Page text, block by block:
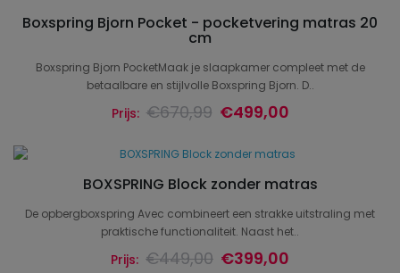
Boxspring Bjorn Pocket - pocketvering matras 20
cm
Boxspring Bjorn PocketMaak je slaapkamer compleet met de
betaalbare en stijlvolle Boxspring Bjorn. D..
Prijs: €670,99 €499,00
BOXSPRING Block zonder matras
De opbergboxspring Avec combineert een strakke uitstraling met
praktische functionaliteit. Naast het..
Prijs: €449,00 €399,00